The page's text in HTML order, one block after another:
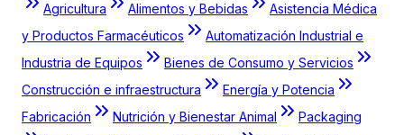
Agricultura Alimentos y Bebidas
Asistencia Médica
y Productos Farmacéuticos
Automatización Industrial e
Industria de Equipos
Bienes de Consumo y Servicios
Construcción e infraestructura
Energía y Potencia
Fabricación
Nutrición y Bienestar Animal
Packaging